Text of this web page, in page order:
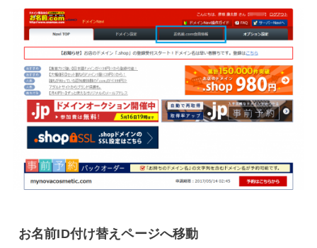
お名前ID付け替えページへ移動